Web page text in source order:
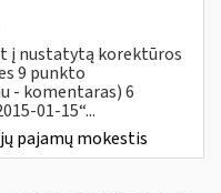
į nustatytą korektūros
9 punkto
- komentaras) 6
01-15“...
pajamų mokestis